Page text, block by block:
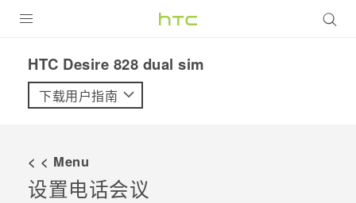
VIVE
支持帮助
在线客服
HTC Desire 828 dual sim‎
下载用户指南
< < Menu
设置电话会议